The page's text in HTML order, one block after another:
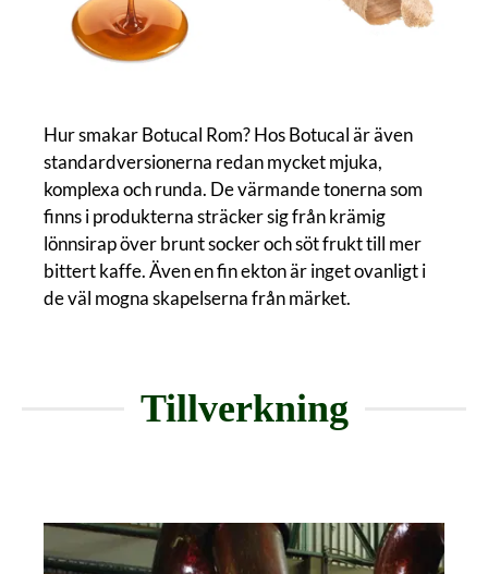
Hur smakar Botucal Rom? Hos Botucal är även
standardversionerna redan mycket mjuka,
komplexa och runda. De värmande tonerna som
finns i produkterna sträcker sig från krämig
lönnsirap över brunt socker och söt frukt till mer
bittert kaffe. Även en fin ekton är inget ovanligt i
de väl mogna skapelserna från märket.
Tillverkning